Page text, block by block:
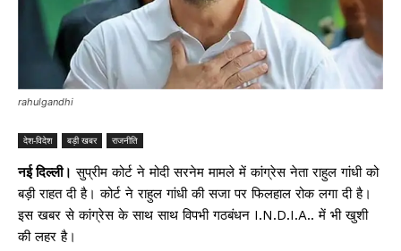
rahulgandhi
देश-विदेश बड़ी खबर राजनीति
नई दिल्ली। सुप्रीम कोर्ट ने मोदी सरनेम मामले में कांग्रेस नेता राहुल गांधी को
बड़ी राहत दी है। कोर्ट ने राहुल गांधी की सजा पर फिलहाल रोक लगा दी है।
इस खबर से कांग्रेस के साथ साथ विपभी गठबंधन I.N.D.I.A.. में भी खुशी
की लहर है।